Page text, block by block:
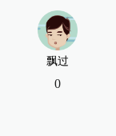
飘过
0